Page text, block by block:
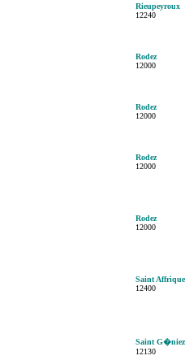
Rieupeyroux
12240
Rodez
12000
Rodez
12000
Rodez
12000
Rodez
12000
Saint Affrique
12400
Saint
12130